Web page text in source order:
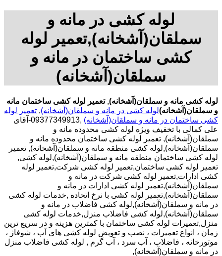
لوله کشی در مانه و
سملقان(آشخانه),تعمیر لوله
کشی ساختمان در مانه و
سملقان(آشخانه)
لوله کشی مانه و سملقان(آشخانه),تعمیر لوله کشی ساختمان مانه
و سملقان(آشخانه)لوله کشی در مانه و سملقان(آشخانه), تعمیر لوله
کشی ساختمان در مانه و سملقان(آشخانه)
,09377349913-آقای
علی کمالی با تخفیف ویژه لوله کشی محدوده مانه و
سملقان(آشخانه), تعمیر لوله کشی ساختمان محدوده مانه و
سملقان(آشخانه),لوله کشی منطقه مانه و سملقان(آشخانه), تعمیر
لوله کشی ساختمان منطقه مانه و سملقان(آشخانه),لوله کشی,
تعمیر لوله کشی ساختمان,تعمیر لوله کشی شرکت,تعمیر لوله
کشی ادارات,تعمیر لوله کشی شرکت در مانه و
سملقان(آشخانه),تعمیر لوله کشی ادارات در مانه و
سملقان(آشخانه),تعمیر لوله کشی با نرخ اتحاده ,خدمات لوله کشی
در مانه و سملقان(آشخانه),لوله کشی فاضلاب در مانه و
سملقان(آشخانه),لوله کشی فاضلاب منزل,خدمات لوله کشی
منزل,تعمیرات لوله کشی ساختمان با کمترین هزینه و در سریع ترین
زمان ، انواع تعمیرات ، نصب و تعویض لوله کشی های آب ، شوفاژ ،
موتورخانه ، فاضلاب ، آب سرد ، آب گرم , لوله کشی فاضلاب منزل
در مانه و سملقان(آشخانه),